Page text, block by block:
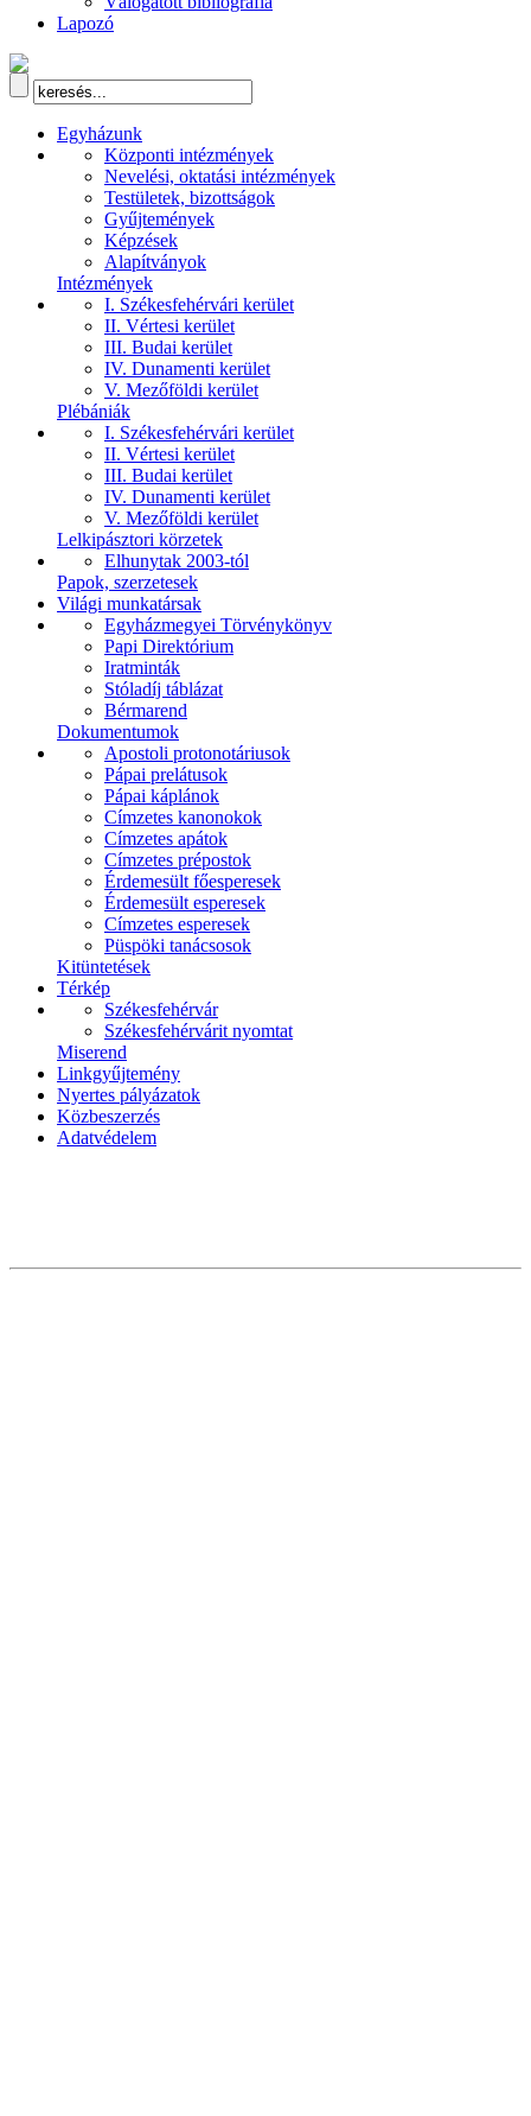
Lapozó
Egyházunk
Központi intézmények
Nevelési, oktatási intézmények
Testületek, bizottságok
Gyűjtemények
Képzések
Alapítványok
Intézmények
I. Székesfehérvári kerület
II. Vértesi kerület
III. Budai kerület
IV. Dunamenti kerület
V. Mezőföldi kerület
Plébániák
I. Székesfehérvári kerület
II. Vértesi kerület
III. Budai kerület
IV. Dunamenti kerület
V. Mezőföldi kerület
Lelkipásztori körzetek
Elhunytak 2003-tól
Papok, szerzetesek
Világi munkatársak
Egyházmegyei Törvénykönyv
Papi Direktórium
Iratminták
Stóladíj táblázat
Bérmarend
Dokumentumok
Apostoli protonotáriusok
Pápai prelátusok
Pápai káplánok
Címzetes kanonokok
Címzetes apátok
Címzetes prépostok
Érdemesült főesperesek
Érdemesült esperesek
Címzetes esperesek
Püspöki tanácsosok
Kitüntetések
Térkép
Székesfehérvár
Székesfehérvárit nyomtat
Miserend
Linkgyűjtemény
Nyertes pályázatok
Közbeszerzés
Adatvédelem